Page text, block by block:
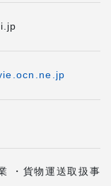
・貨物運送取扱事